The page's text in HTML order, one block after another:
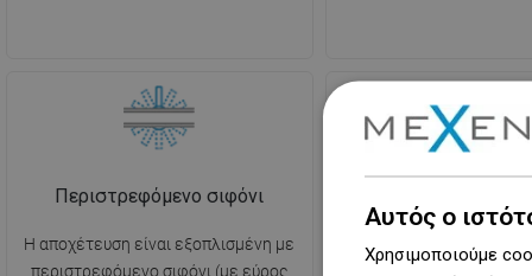
Περιστρεφόμενο σιφόνι
Η αποχέτευση είναι εξοπλισμένη με
περιστρεφόμενο σιφόνι (με εύρος
Η αποχέτευση είναι
σιφόνι, το οποίο έχει
Αυτός ο
Χρησιμοποιούμε